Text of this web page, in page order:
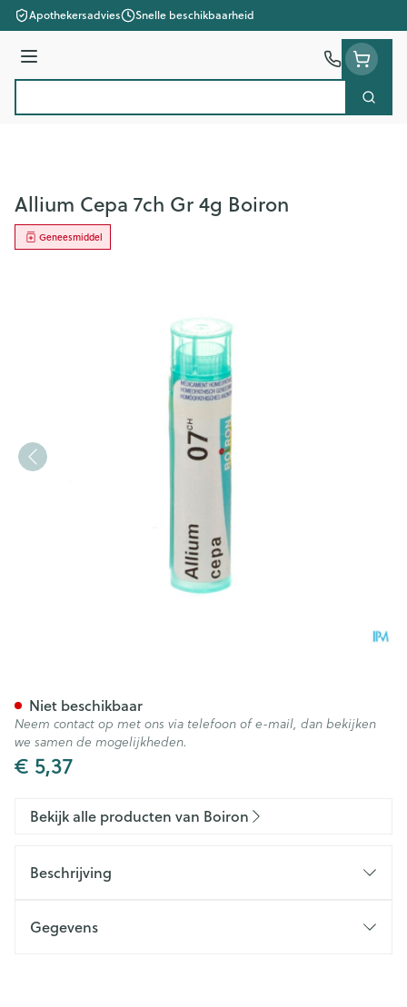
Ga naar de inhoud
Apothekersadvies Snelle beschikbaarheid
Menu
Zoek
Allium Cepa 7ch Gr 4g Boiron
Geneesmiddel
€ 5,37
Niet beschikbaar
Neem contact op met ons via telefoon of e-mail, dan bekijken
we samen de mogelijkheden.
Bekijk alle producten van Boiron
Beschrijving
Gegevens